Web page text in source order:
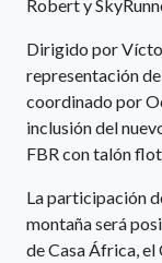
Robert y
Dirigido por
representación
coordinado por
inclusión del
FBR con talón
La participación
montaña será
de Casa África,